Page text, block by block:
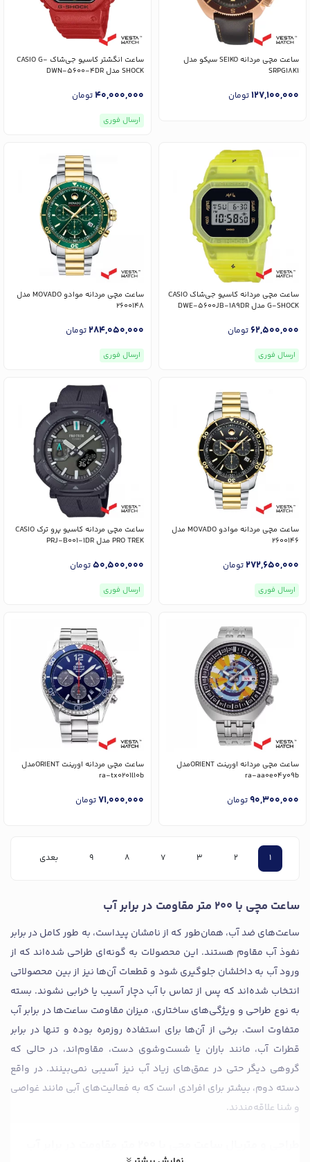
ساعت مچی مردانه SEIKO سیکو مدل
SRPG18K1
127,100,000تومان
ساعت انگشتر کاسیو جی‌شاک CASIO G-
SHOCK مدل DWN-5600-4DR
40,000,000تومان
ارسال فوری
ساعت مچی مردانه کاسیو جی‌شاک CASIO
G-SHOCK مدل DWE-5600JB-1A9DR
62,500,000 تومان
ارسال فوری
ساعت مچی مردانه موادو MOVADO مدل
2600148
284,050,000تومان
ارسال فوری
ساعت مچی مردانه موادو MOVADO مدل
2600146
272,650,000تومان
ارسال فوری
ساعت مچی مردانه کاسیو پرو ترک CASIO
PRO TREK مدل PRJ-B001-1DR
50,500,000تومان
ارسال فوری
ساعت مچی مردانه اورینت ORIENTمدل
ra-aa0e04y09b
90,300,000تومان
ساعت مچی مردانه اورینت ORIENTمدل
ra-tx0201l10b
71,000,000تومان
1
2
3
7
8
9 بعدی
ساعت مچی با 200 متر مقاومت در برابر آب
ساعت‌های ضد آب، همان‌طور که از نامشان پیداست، به ‌طور کامل در برابر
نفوذ آب مقاوم هستند. این محصولات به ‌گونه‌ای طراحی شده‌اند که از
ورود آب به داخلشان جلوگیری شود و قطعات آن‌ها نیز از بین محصولاتی
انتخاب شده‌اند که پس از تماس با آب دچار آسیب یا خرابی نشوند. بسته
به نوع طراحی و ویژگی‌های ساختاری، میزان مقاومت ساعت‌ها در برابر آب
متفاوت است. برخی از آن‌ها برای استفاده روزمره بوده و تنها در برابر
قطرات آب، مانند باران یا شست‌وشوی دست، مقاوم‌اند، در حالی که
گروهی دیگر حتی در عمق‌های زیاد آب نیز آسیبی نمی‌بینند. در واقع
دسته دوم، بیشتر برای افرادی است که به فعالیت‌های آبی مانند غواصی
و شنا علاقه‌مندند.